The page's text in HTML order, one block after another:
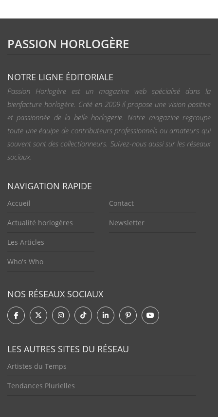
PASSION HORLOGÈRE
NOTRE LIGNE ÉDITORIALE
Passion Horlogère est un magazine web spécialisé dans la
bienfacture horlogère. Créé en 2009 il propose une vision positive
et passionnée de la belle horlogerie. Notre magazine regroupe
toute une équipe de contributeurs professionnels ou amateurs qui
souvent sont des collectionneurs. Suivez-nous aussi sur les réseaux
sociaux.
NAVIGATION RAPIDE
Accueil
Actualité horlogères
Les Articles
Who's Who
Contact
Newsletter
NOS RÉSEAUX SOCIAUX
LES AUTRES SITES DU RÉSEAU
Artistes du Temps
Tendances Plurielles